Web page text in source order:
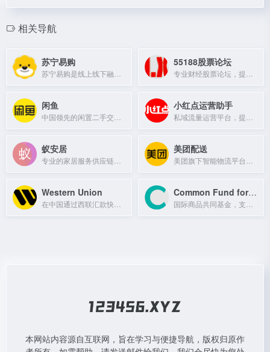
相关导航
苏宁易购 55188股票论坛
闲鱼 小红点运营助手
蚁安居 美团配送
Western Union Common Fund for Commodities
本网站内容源自互联网，旨在学习与便捷导航，版权归原作